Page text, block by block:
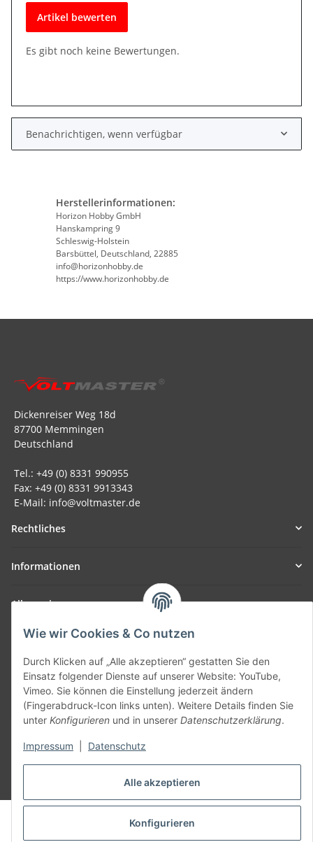
Alle akzeptieren
Konfigurieren
Wie wir Cookies & Co nutzen
Durch Klicken auf „Alle akzeptieren“ gestatten Sie den
Einsatz folgender Dienste auf unserer Website: YouTube,
Vimeo. Sie können die Einstellung jederzeit ändern
(Fingerabdruck-Icon links unten). Weitere Details finden Sie
unter Konfigurieren und in unserer Datenschutzerklärung.
Impressum Datenschutz
Artikel bewerten
Es gibt noch keine Bewertungen.
Benachrichtigen, wenn verfügbar
Herstellerinformationen:
Horizon Hobby GmbH
Hanskampring 9
Schleswig-Holstein
Barsbüttel, Deutschland, 22885
info@horizonhobby.de
https://www.horizonhobby.de
Dickenreiser Weg 18d
87700 Memmingen
Deutschland
Tel.: +49 (0) 8331 990955
Fax: +49 (0) 8331 9913343
E-Mail: info@voltmaster.de
Rechtliches
Informationen
Allgemein
Teil unseres Netzwerks:
SmoliTec - Safety. Simplified. Worldwide. ( B2B Shop )
Vertrag widerrufen
* Alle Preise inkl. gesetzlicher USt., zzgl.Versand
© voltmaster.de
Powered byJTL-Shop